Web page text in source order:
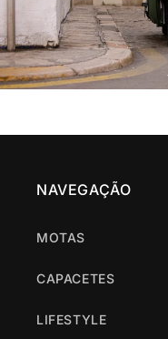
NAVEGAÇÃO
MOTAS
CAPACETES
LIFESTYLE